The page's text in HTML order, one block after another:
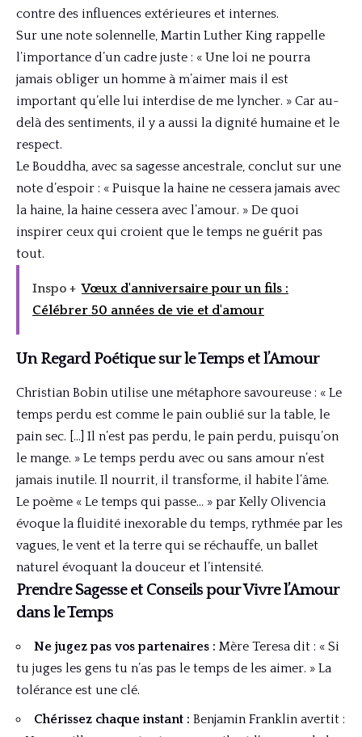
contre des influences extérieures et internes.
Sur une note solennelle, Martin Luther King rappelle
l’importance d’un cadre juste : « Une loi ne pourra
jamais obliger un homme à m’aimer mais il est
important qu’elle lui interdise de me lyncher. » Car au-
delà des sentiments, il y a aussi la dignité humaine et le
respect.
Le Bouddha, avec sa sagesse ancestrale, conclut sur une
note d’espoir : « Puisque la haine ne cessera jamais avec
la haine, la haine cessera avec l’amour. » De quoi
inspirer ceux qui croient que le temps ne guérit pas
tout.
Inspo + Vœux d'anniversaire pour un fils :
Célébrer 50 années de vie et d'amour
Un Regard Poétique sur le Temps et l’Amour
Christian Bobin utilise une métaphore savoureuse : « Le
temps perdu est comme le pain oublié sur la table, le
pain sec. […] Il n’est pas perdu, le pain perdu, puisqu’on
le mange. » Le temps perdu avec ou sans amour n’est
jamais inutile. Il nourrit, il transforme, il habite l’âme.
Le poème « Le temps qui passe… » par Kelly Olivencia
évoque la fluidité inexorable du temps, rythmée par les
vagues, le vent et la terre qui se réchauffe, un ballet
naturel évoquant la douceur et l’intensité.
Prendre Sagesse et Conseils pour Vivre l’Amour
dans le Temps
Ne jugez pas vos partenaires : Mère Teresa dit : « Si
tu juges les gens tu n’as pas le temps de les aimer. » La
tolérance est une clé.
Chérissez chaque instant : Benjamin Franklin avertit :